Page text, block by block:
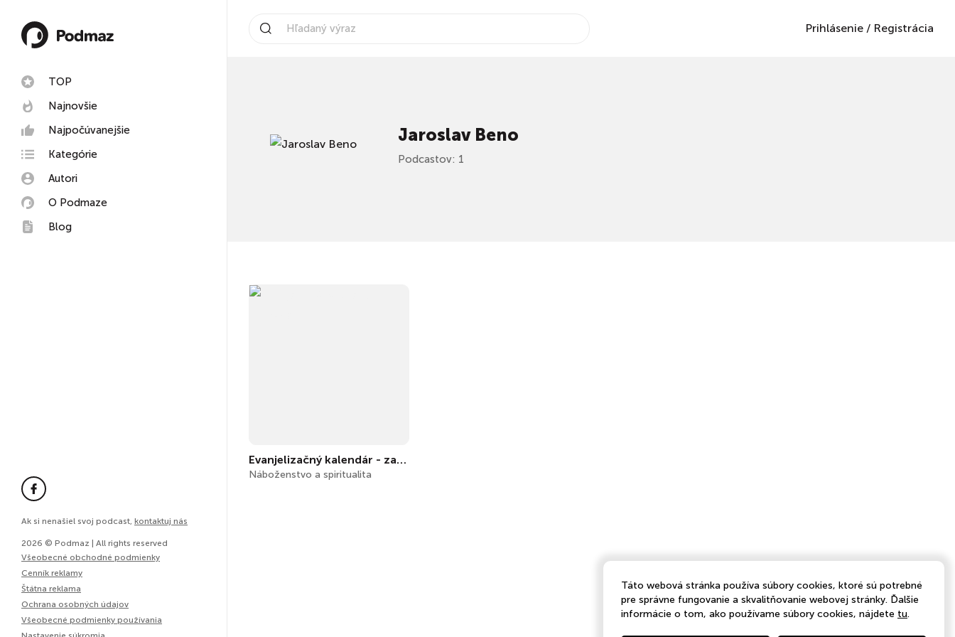
TOP
Najnovšie
Najpočúvanejšie
Kategórie
Autori
O Podmaze
Blog
Ak si nenašiel svoj podcast, kontaktuj nás
2026 © Podmaz | All rights reserved
Všeobecné obchodné podmienky
Cenník reklamy
Štátna reklama
Ochrana osobných údajov
Všeobecné podmienky používania
Prihlásenie / Registrácia
Jaroslav Beno
Podcastov: 1
Evanjelizačný kalendár - zamyslenia
Náboženstvo a spiritualita
Táto webová stránka používa súbory cookies, ktoré sú potrebné
pre správne fungovanie a skvalitňovanie webovej stránky. Ďalšie
informácie o tom, ako používame súbory cookies, nájdete tu.